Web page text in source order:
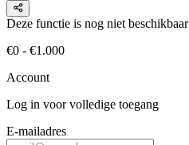
Deze functie is nog niet beschikbaar
€0 - €1.000
Account
Log in voor volledige toegang
E-mailadres